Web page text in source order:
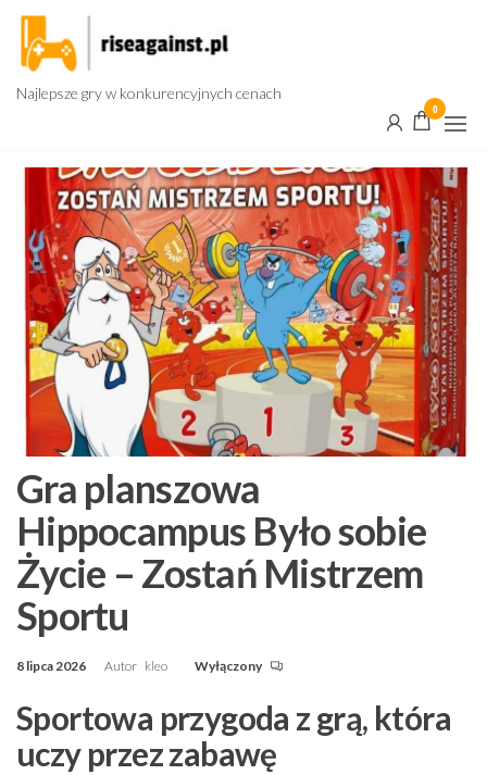
Przejdź
treści
Najlepsze gry w konkurencyjnych cenach
0
Gra planszowa
Hippocampus Było sobie
Życie – Zostań Mistrzem
Sportu
8 lipca 2026 Autor kleo Wyłączony
Sportowa przygoda z grą, która
uczy przez zabawę